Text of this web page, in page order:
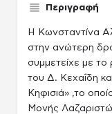
Περιγραφή
Η Κωνσταντίνα
στην ανώτερη
συμμετείχε με
του Δ. Κεχαΐδη
Κηφισιά» ,το
Μονής